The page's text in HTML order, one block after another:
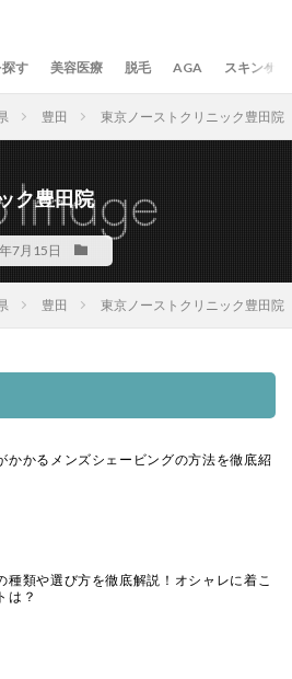
す 美容医療 脱毛 AGA スキンケア
豊田 東京ノーストクリニック豊田院
ク豊田院
7月15日
豊田 東京ノーストクリニック豊田院
かかるメンズシェービングの方法を徹底紹
種類や選び方を徹底解説！オシャレに着こ
は？